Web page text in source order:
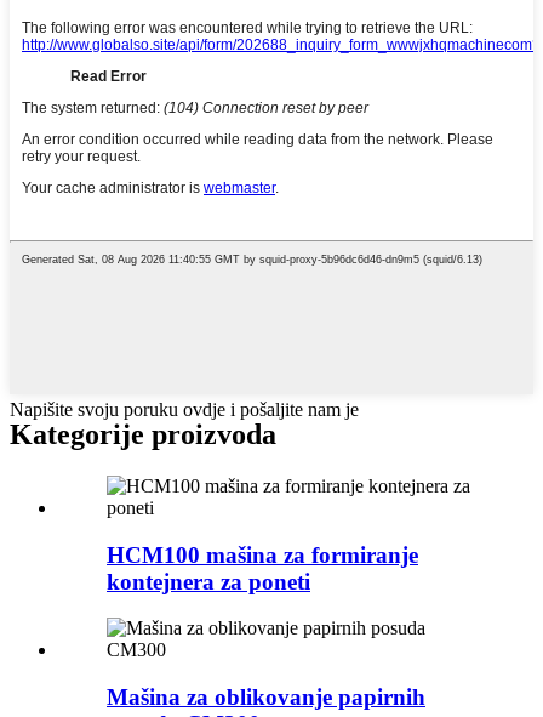
Napišite svoju poruku ovdje i pošaljite nam je
Kategorije proizvoda
HCM100 mašina za formiranje
kontejnera za poneti
Mašina za oblikovanje papirnih